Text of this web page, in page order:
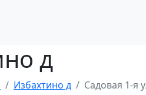
д
Избахтино д Садовая 1-я